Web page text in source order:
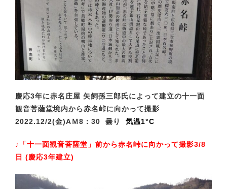
慶応3年に赤名庄屋 矢飼孫三郎氏によって建立の十一面
観音菩薩堂境内から赤名峠に向かって撮影
2022.12/2(金)AＭ8 ：30 曇り 気温1°C
♪「十一面観音菩薩堂」前から赤名峠に向かって撮影3/8
日 (慶応3年建立)